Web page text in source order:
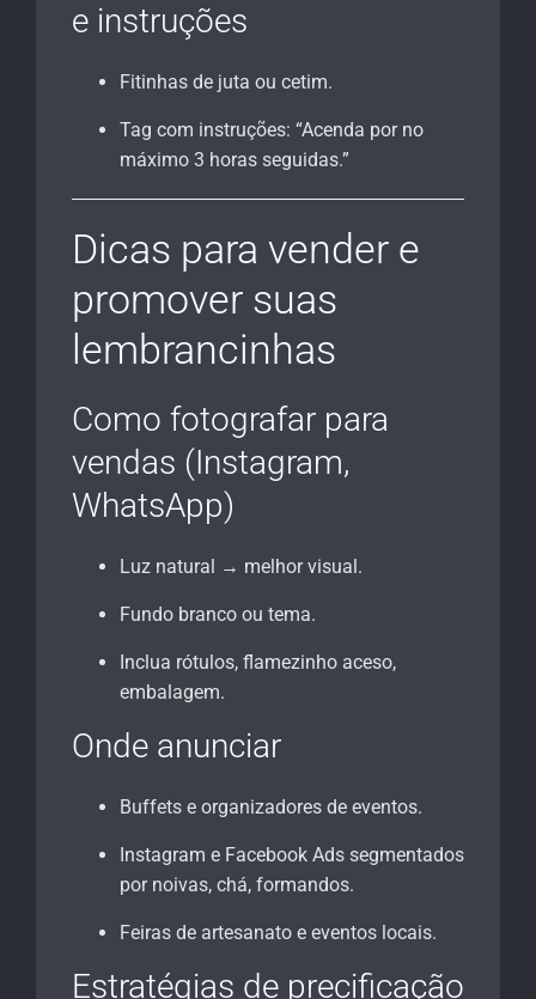
e instruções
Fitinhas de juta ou cetim.
Tag com instruções: “Acenda por no
máximo 3 horas seguidas.”
Dicas para vender e
promover suas
lembrancinhas
Como fotografar para
vendas (Instagram,
WhatsApp)
Luz natural → melhor visual.
Fundo branco ou tema.
Inclua rótulos, flamezinho aceso,
embalagem.
Onde anunciar
Buffets e organizadores de eventos.
Instagram e Facebook Ads segmentados
por noivas, chá, formandos.
Feiras de artesanato e eventos locais.
Estratégias de precificação